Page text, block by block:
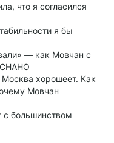
что я согласился
я бы
— как Мовчан с
Москва хорошеет. Как
Мовчан
с большинством